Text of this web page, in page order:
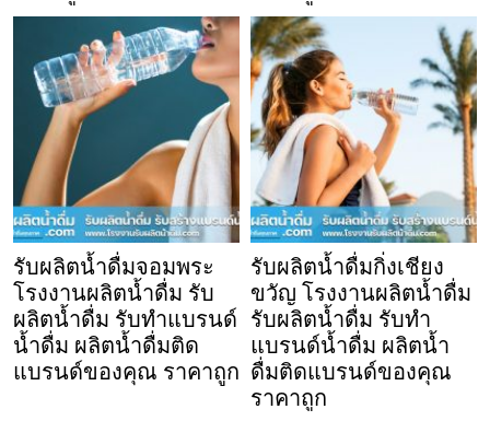
รับผลิตน้ำดื่มจอมพระ
โรงงานผลิตน้ำดื่ม รับ
ผลิตน้ำดื่ม รับทำแบรนด์
น้ำดื่ม ผลิตน้ำดื่มติด
แบรนด์ของคุณ ราคาถูก
รับผลิตน้ำดื่มกิ่งเชียง
ขวัญ โรงงานผลิตน้ำดื่ม
รับผลิตน้ำดื่ม รับทำ
แบรนด์น้ำดื่ม ผลิตน้ำ
ดื่มติดแบรนด์ของคุณ
ราคาถูก